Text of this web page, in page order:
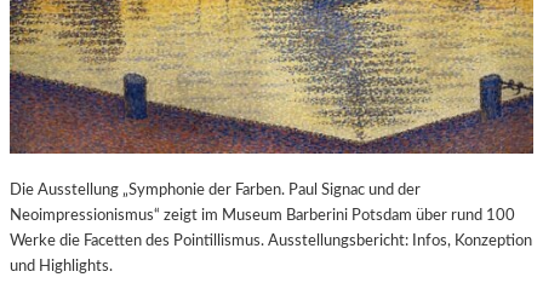
Die Ausstellung „Symphonie der Farben. Paul Signac und der
Neoimpressionismus“ zeigt im Museum Barberini Potsdam über rund 100
Werke die Facetten des Pointillismus. Ausstellungsbericht: Infos, Konzeption
und Highlights.